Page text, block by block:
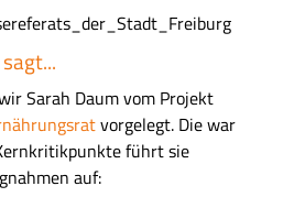
Sarah Daum vom Projekt
vorgelegt. Die war
führt sie
auf: